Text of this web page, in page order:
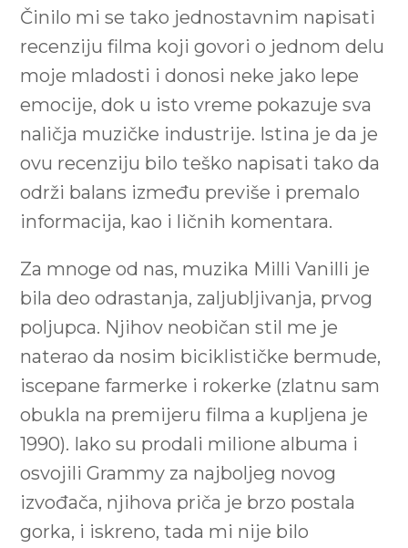
Činilo mi se tako jednostavnim napisati
recenziju filma koji govori o jednom delu
moje mladosti i donosi neke jako lepe
emocije, dok u isto vreme pokazuje sva
naličja muzičke industrije. Istina je da je
ovu recenziju bilo teško napisati tako da
održi balans između previše i premalo
informacija, kao i ličnih komentara.
Za mnoge od nas, muzika Milli Vanilli je
bila deo odrastanja, zaljubljivanja, prvog
poljupca. Njihov neobičan stil me je
naterao da nosim biciklističke bermude,
iscepane farmerke i rokerke (zlatnu sam
obukla na premijeru filma a kupljena je
1990). Iako su prodali milione albuma i
osvojili Grammy za najboljeg novog
izvođača, njihova priča je brzo postala
gorka, i iskreno, tada mi nije bilo